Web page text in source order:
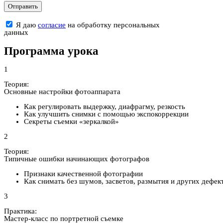
Я даю согласие на обработку персональных
данных
Программа урока
1
Теория:
Основные настройки фотоаппарата
Как регулировать выдержку, диафрагму, резкость
Как улучшить снимки с помощью экспокоррекции
Секреты съемки «зеркалкой»
2
Теория:
Типичные ошибки начинающих фотографов
Признаки качественной фотографии
Как снимать без шумов, засветов, размытия и других
3
Практика:
Мастер-класс по портретной съемке